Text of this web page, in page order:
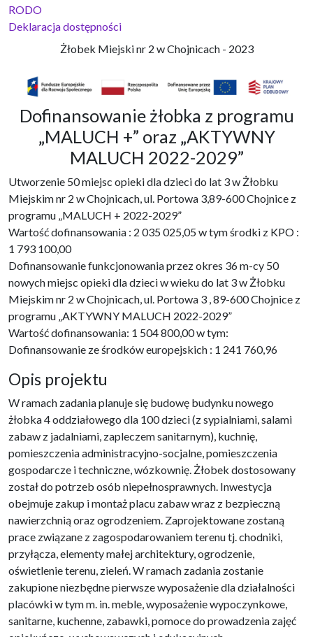
RODO
Deklaracja dostępności
Żłobek Miejski nr 2 w Chojnicach - 2023
Dofinansowanie żłobka z programu
„MALUCH +” oraz „AKTYWNY
MALUCH 2022-2029”
Utworzenie 50 miejsc opieki dla dzieci do lat 3 w Żłobku
Miejskim nr 2 w Chojnicach, ul. Portowa 3,89-600 Chojnice z
programu „MALUCH + 2022-2029”
Wartość dofinansowania : 2 035 025,05 w tym środki z KPO :
1 793 100,00
Dofinansowanie funkcjonowania przez okres 36 m-cy 50
nowych miejsc opieki dla dzieci w wieku do lat 3 w Żłobku
Miejskim nr 2 w Chojnicach, ul. Portowa 3 , 89-600 Chojnice z
programu „AKTYWNY MALUCH 2022-2029”
Wartość dofinansowania: 1 504 800,00 w tym:
Dofinansowanie ze środków europejskich : 1 241 760,96
Opis projektu
W ramach zadania planuje się budowę budynku nowego
żłobka 4 oddziałowego dla 100 dzieci (z sypialniami, salami
zabaw z jadalniami, zapleczem sanitarnym), kuchnię,
pomieszczenia administracyjno-socjalne, pomieszczenia
gospodarcze i techniczne, wózkownię. Żłobek dostosowany
został do potrzeb osób niepełnosprawnych. Inwestycja
obejmuje zakup i montaż placu zabaw wraz z bezpieczną
nawierzchnią oraz ogrodzeniem. Zaprojektowane zostaną
prace związane z zagospodarowaniem terenu tj. chodniki,
przyłącza, elementy małej architektury, ogrodzenie,
oświetlenie terenu, zieleń. W ramach zadania zostanie
zakupione niezbędne pierwsze wyposażenie dla działalności
placówki w tym m. in. meble, wyposażenie wypoczynkowe,
sanitarne, kuchenne, zabawki, pomoce do prowadzenia zajęć